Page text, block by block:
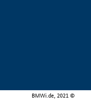
BMWi.de, 2021 ©